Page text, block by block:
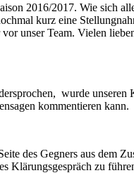
2016/2017. Wie sich
kurz eine
unser Team. Vielen
wurde
kommentieren kann.
des Gegners aus dem
Klärungsgespräch zu